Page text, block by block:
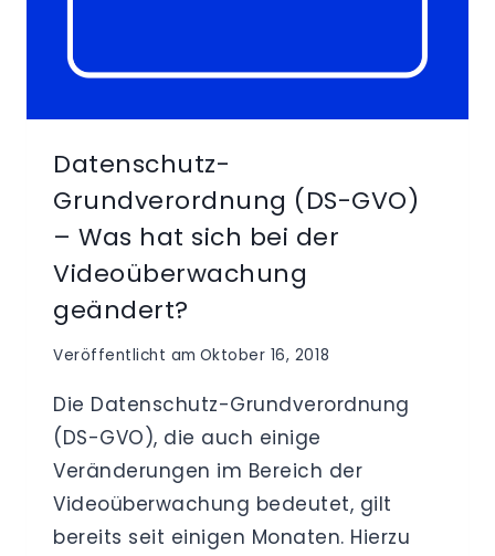
Datenschutz-
Grundverordnung (DS-GVO)
– Was hat sich bei der
Videoüberwachung
geändert?
Veröffentlicht am Oktober 16, 2018
Die Datenschutz-Grundverordnung
(DS-GVO), die auch einige
Veränderungen im Bereich der
Videoüberwachung bedeutet, gilt
bereits seit einigen Monaten. Hierzu